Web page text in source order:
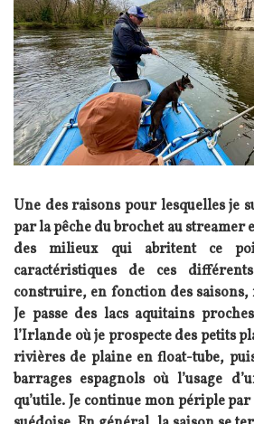
Une des raisons pour lesquelles je
par la pêche du brochet au streamer
des milieux qui abritent ce
caractéristiques de ces
construire, en fonction des saisons,
Je passe des lacs aquitains
l’Irlande où je prospecte des petits
rivières de plaine en float-tube,
barrages espagnols où l’usage
qu’utile. Je continue mon périple